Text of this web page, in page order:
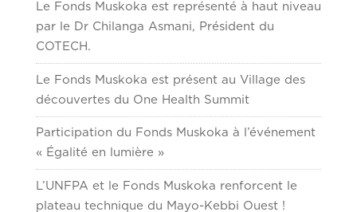
Le Fonds Muskoka est représenté à haut niveau
par le Dr Chilanga Asmani, Président du
COTECH.
Le Fonds Muskoka est présent au Village des
découvertes du One Health Summit
Participation du Fonds Muskoka à l’événement
« Égalité en lumière »
L’UNFPA et le Fonds Muskoka renforcent le
plateau technique du Mayo-Kebbi Ouest !